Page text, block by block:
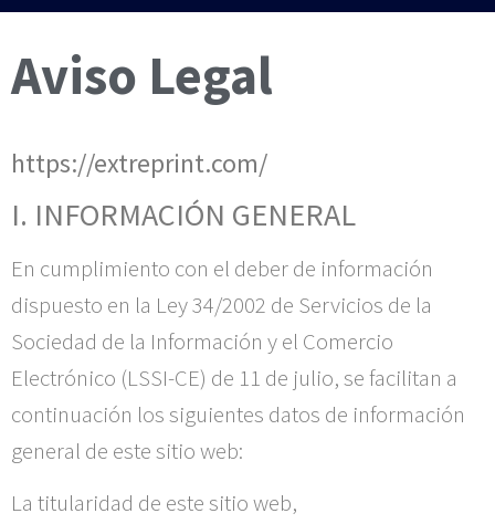
Aviso Legal
https://extreprint.com/
I. INFORMACIÓN GENERAL
En cumplimiento con el deber de información
dispuesto en la Ley 34/2002 de Servicios de la
Sociedad de la Información y el Comercio
Electrónico (LSSI-CE) de 11 de julio, se facilitan a
continuación los siguientes datos de información
general de este sitio web:
La titularidad de este sitio web,